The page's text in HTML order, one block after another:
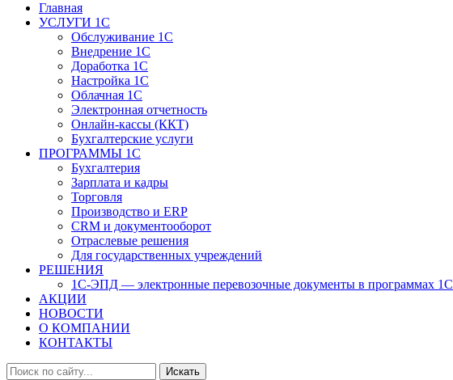
Главная
УСЛУГИ 1С
Обслуживание 1С
Внедрение 1С
Доработка 1С
Настройка 1С
Облачная 1С
Электронная отчетность
Онлайн-кассы (ККТ)
Бухгалтерские услуги
ПРОГРАММЫ 1С
Бухгалтерия
Зарплата и кадры
Торговля
Производство и ERP
CRM и документооборот
Отраслевые решения
Для государственных учреждений
РЕШЕНИЯ
1С-ЭПД — электронные перевозочные документы в программах 1С
АКЦИИ
НОВОСТИ
О КОМПАНИИ
КОНТАКТЫ
Искать